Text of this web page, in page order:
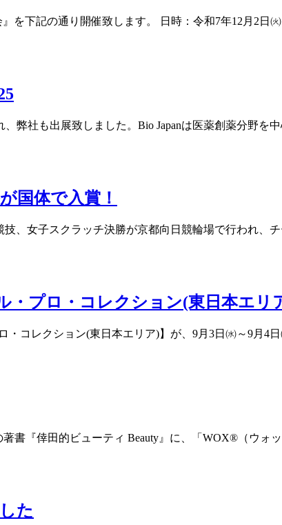
を下記の通り開催致します。 日時：令和7年12月2日
弊社も出展致しました。Bio Japanは医薬創薬分野
国体で入賞！
、女子スクラッチ決勝が京都向日競輪場で行われ、
・プロ・コレクション(東日本エリ
コレクション(東日本エリア)】が、9月3日㈬～9月4
書『倖田的ビューティ Beauty』に、「WOX®（ウォ
た